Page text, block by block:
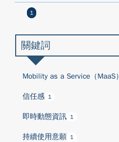
1
關鍵詞
Mobility as a Service（MaaS）
信任感 1
即時動態資訊 1
持續使用意願 1